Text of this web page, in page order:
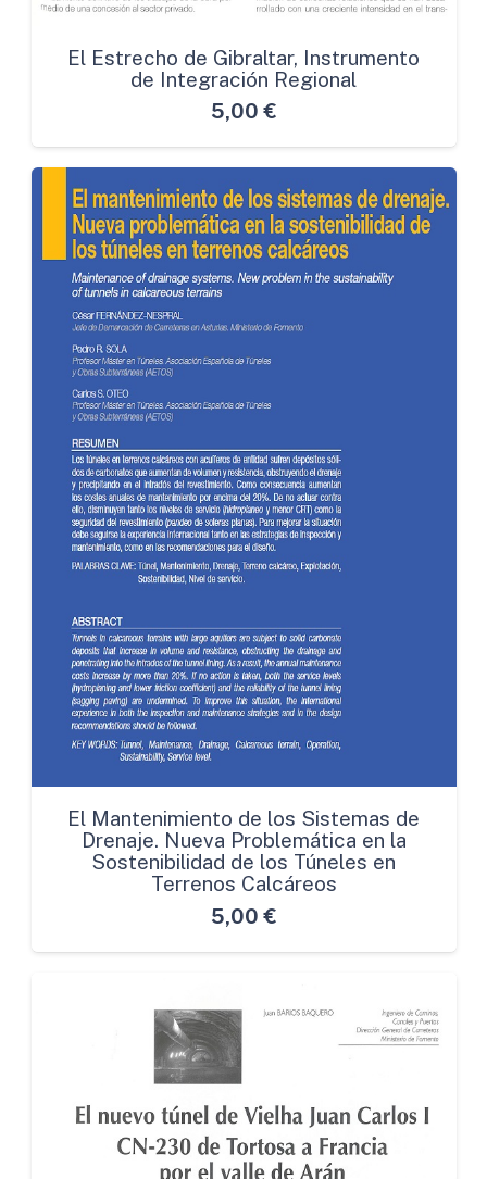
El Estrecho de Gibraltar, Instrumento
de Integración Regional
5,00 €
El Mantenimiento de los Sistemas de
Drenaje. Nueva Problemática en la
Sostenibilidad de los Túneles en
Terrenos Calcáreos
5,00 €